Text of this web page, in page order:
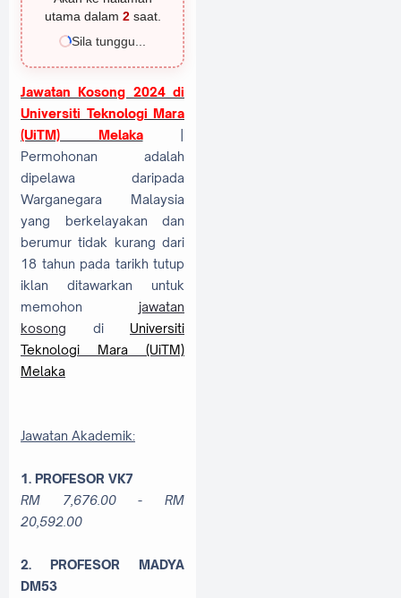
utama dalam 1saat.
Sila tunggu...
Jawatan Kosong 2024 di
Universiti Teknologi Mara
(UiTM) Melaka|
Permohonan adalah
dipelawa daripada
Warganegara Malaysia
yang berkelayakan dan
berumur tidak kurang dari
18 tahun pada tarikh tutup
iklan ditawarkan untuk
memohon jawatan
kosong di Universiti
Teknologi Mara (UiTM)
Melaka
Jawatan Akademik:
1. PROFESOR VK7
RM 7,676.00 - RM
20,592.00
2. PROFESOR MADYA
DM53